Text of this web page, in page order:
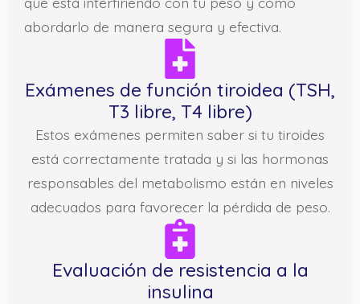
abordarlo de manera segura y efectiva.
Exámenes de función tiroidea (TSH,
T3 libre, T4 libre)
Estos exámenes permiten saber si tu tiroides
está correctamente tratada y si las hormonas
responsables del metabolismo están en niveles
adecuados para favorecer la pérdida de peso.
Evaluación de resistencia a la
insulina